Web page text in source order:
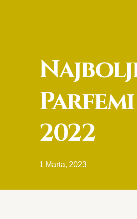
2022
1 Marta, 2023